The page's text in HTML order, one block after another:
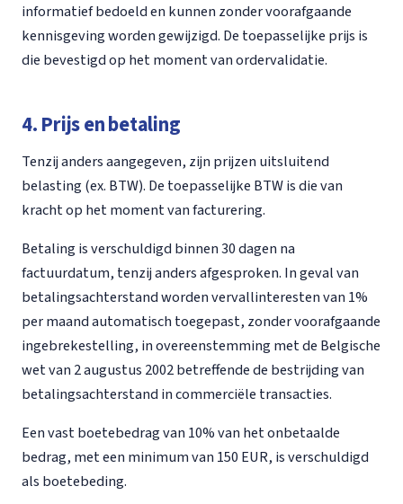
informatief bedoeld en kunnen zonder voorafgaande
kennisgeving worden gewijzigd. De toepasselijke prijs is
die bevestigd op het moment van ordervalidatie.
4. Prijs en betaling
Tenzij anders aangegeven, zijn prijzen uitsluitend
belasting (ex. BTW). De toepasselijke BTW is die van
kracht op het moment van facturering.
Betaling is verschuldigd binnen 30 dagen na
factuurdatum, tenzij anders afgesproken. In geval van
betalingsachterstand worden vervallinteresten van 1%
per maand automatisch toegepast, zonder voorafgaande
ingebrekestelling, in overeenstemming met de Belgische
wet van 2 augustus 2002 betreffende de bestrijding van
betalingsachterstand in commerciële transacties.
Een vast boetebedrag van 10% van het onbetaalde
bedrag, met een minimum van 150 EUR, is verschuldigd
als boetebeding.